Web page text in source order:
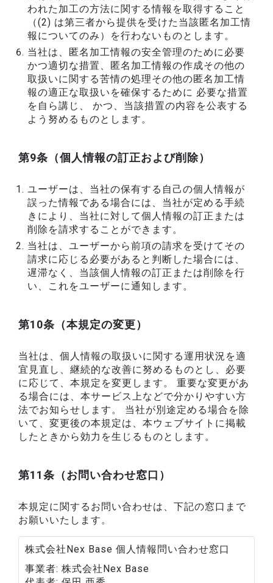
われた加工の方法に関する情報を取得すること
（(2) は第三者から提供を受けた当該匿名加工情
報についてのみ）を行わないものとします。
当社は、匿名加工情報の安全管理のために必要
かつ適切な措置、匿名加工情報の作成その他の
取扱いに関する苦情の処理その他の匿名加工情
報の適正な取扱いを確保するために 必要な措置
を自ら講じ、 かつ、当該措置の内容を公表する
よう努めるものとします。
第9条（個人情報の訂正および削除）
ユーザーは、当社の保有する自己の個人情報が
誤った情報である場合には、当社が定める手続
きにより、当社に対して個人情報の訂正または
削除を請求することができます。
当社は、ユーザーから前項の請求を受けてその
請求に応じる必要があると判断した場合には、
遅滞なく、当該個人情報の訂正または削除を行
い、これをユーザーに通知します。
第10条（本規定の変更）
当社は、個人情報の取扱いに関する運用状況を適
宜見直し、継続的な改善に努めるものとし、必要
に応じて、本規定を変更します。 重要な変更があ
る場合には、本サービス上などで分かりやすい方
法でお知らせします。 当社が別途定める場合を除
いて、変更後の本規定は、本ウェブサイトに掲載
したときから効力を生じるものとします。
第11条（お問い合わせ窓口）
本規定に関するお問い合わせは、下記の窓口まで
お願いいたします。
株式会社Nex Base 個人情報問い合わせ窓口
事業者 株式会社Nex Base